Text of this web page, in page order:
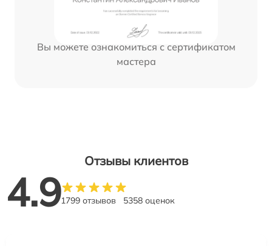
Вы можете ознакомиться с сертификатом
мастера
Отзывы клиентов
4.91799 отзывов 5358 оценок